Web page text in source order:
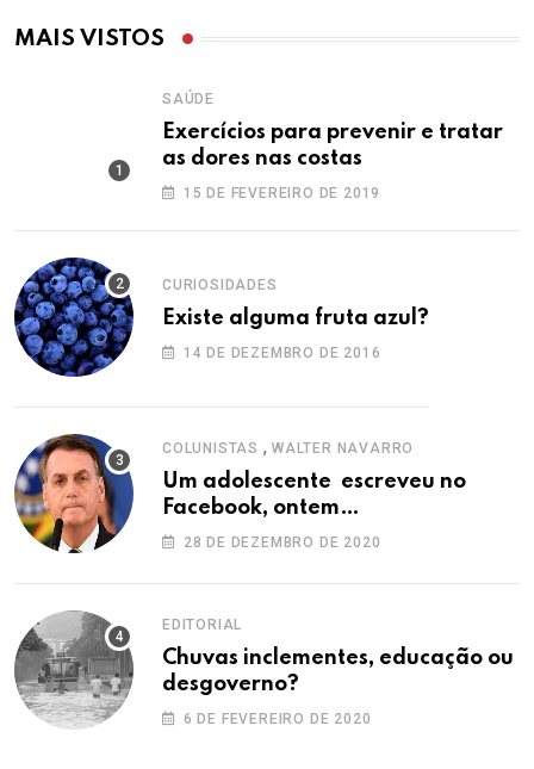
MAIS VISTOS
SAÚDE
Exercícios para prevenir e tratar
as dores nas costas
15 DE FEVEREIRO DE 2019
CURIOSIDADES
Existe alguma fruta azul?
14 DE DEZEMBRO DE 2016
COLUNISTAS , WALTER NAVARRO
Um adolescente escreveu no
Facebook, ontem…
28 DE DEZEMBRO DE 2020
EDITORIAL
Chuvas inclementes, educação ou
desgoverno?
6 DE FEVEREIRO DE 2020